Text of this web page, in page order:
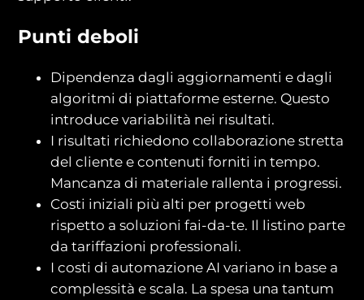
Punti deboli
Dipendenza dagli aggiornamenti e dagli
algoritmi di piattaforme esterne. Questo
introduce variabilità nei risultati.
I risultati richiedono collaborazione stretta
del cliente e contenuti forniti in tempo.
Mancanza di materiale rallenta i progressi.
Costi iniziali più alti per progetti web
rispetto a soluzioni fai-da-te. Il listino parte
da tariffazioni professionali.
I costi di automazione AI variano in base a
complessità e scala. La spesa una tantum